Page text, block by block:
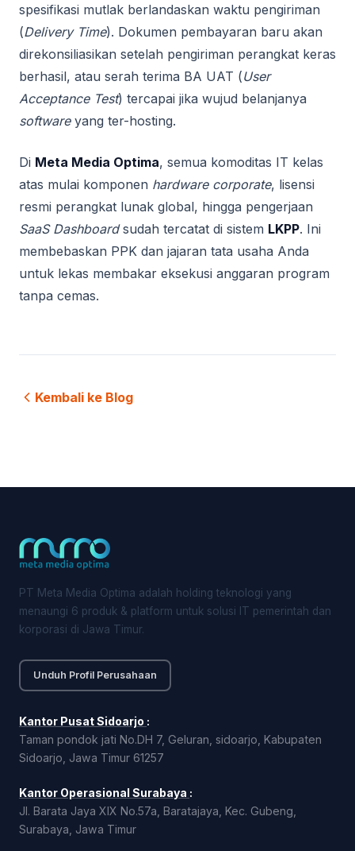
spesifikasi mutlak berlandaskan waktu pengiriman
(Delivery Time). Dokumen pembayaran baru akan
direkonsiliasikan setelah pengiriman perangkat keras
berhasil, atau serah terima BA UAT (User
Acceptance Test) tercapai jika wujud belanjanya
softwareyang ter-hosting.
Di Meta Media Optima, semua komoditas IT kelas
atas mulai komponen hardware corporate, lisensi
resmi perangkat lunak global, hingga pengerjaan
SaaS Dashboardsudah tercatat di sistem LKPP. Ini
membebaskan PPK dan jajaran tata usaha Anda
untuk lekas membakar eksekusi anggaran program
tanpa cemas.
Kembali ke Blog
PT Meta Media Optima adalah holding teknologi yang
menaungi 6 produk & platform untuk solusi IT pemerintah dan
korporasi di Jawa Timur.
Unduh Profil Perusahaan
Kantor Pusat Sidoarjo :
Taman pondok jati No.DH 7, Geluran, sidoarjo, Kabupaten
Sidoarjo, Jawa Timur 61257
Kantor Operasional Surabaya :
Jl. Barata Jaya XIX No.57a, Baratajaya, Kec. Gubeng,
Surabaya, Jawa Timur